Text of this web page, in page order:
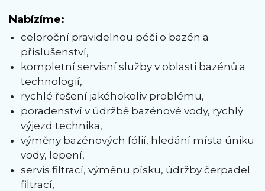
Nabízíme:
celoroční pravidelnou péči o bazén a
příslušenství,
kompletní servisní služby v oblasti bazénů a
technologií,
rychlé řešení jakéhokoliv problému,
poradenství v údržbě bazénové vody, rychlý
výjezd technika,
výměny bazénových fólií, hledání místa úniku
vody, lepení,
servis filtrací, výměnu písku, údržby čerpadel
filtrací,